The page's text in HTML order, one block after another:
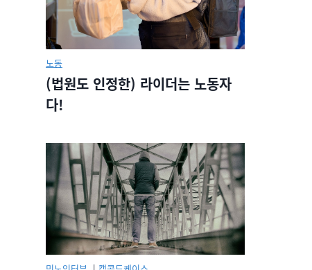
노동
(법원도 인정한) 라이더는 노동자
다!